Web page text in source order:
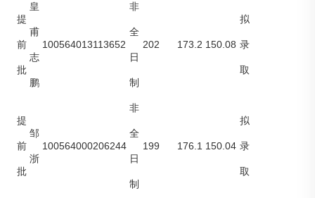
提
前
批
皇
甫
志
鹏
100564013113652
非
全
日
制
202 173.2 150.08
拟
录
取
提
前
批
邹
浙
100564000206244
非
全
日
制
199 176.1 150.04
拟
录
取